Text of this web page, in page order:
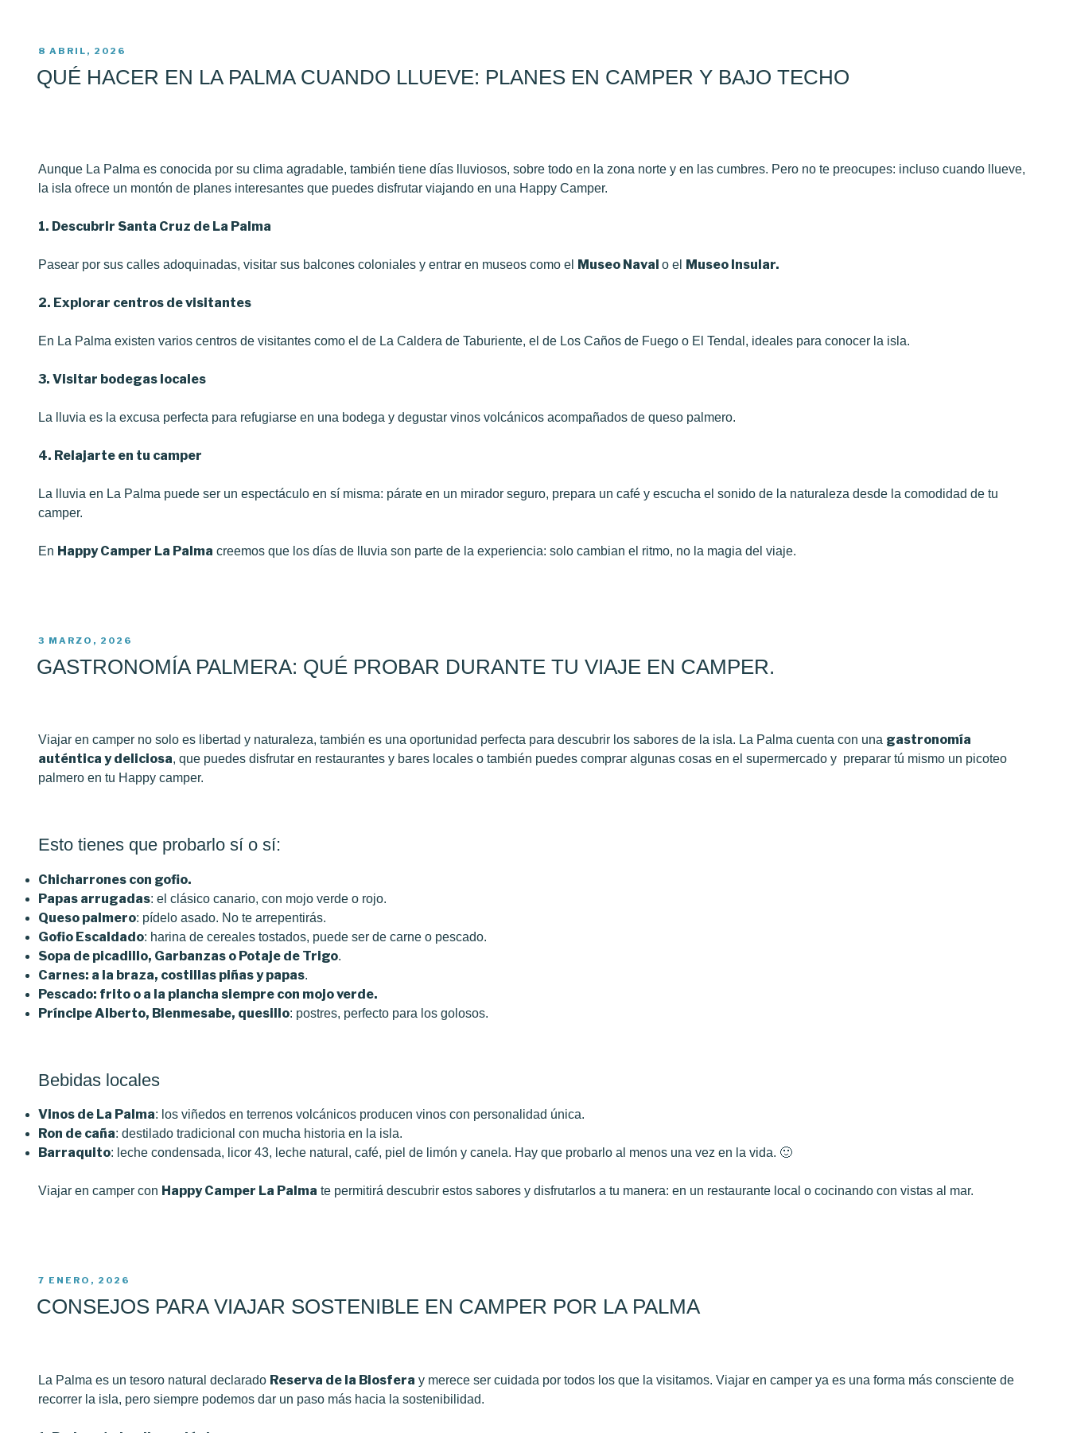
PUBLICADO
EL
8 ABRIL, 2026
QUÉ HACER EN LA PALMA CUANDO LLUEVE: PLANES EN CAMPER Y BAJO TECHO
Aunque La Palma es conocida por su clima agradable, también tiene días lluviosos, sobre todo en la zona norte y en las cumbres. Pero no te preocupes: incluso cuando llueve,
la isla ofrece un montón de planes interesantes que puedes disfrutar viajando en una Happy Camper.
1. Descubrir Santa Cruz de La Palma
Pasear por sus calles adoquinadas, visitar sus balcones coloniales y entrar en museos como el Museo Naval o el Museo Insular.
2. Explorar centros de visitantes
En La Palma existen varios centros de visitantes como el de La Caldera de Taburiente, el de Los Caños de Fuego o El Tendal, ideales para conocer la isla.
3. Visitar bodegas locales
La lluvia es la excusa perfecta para refugiarse en una bodega y degustar vinos volcánicos acompañados de queso palmero.
4. Relajarte en tu camper
La lluvia en La Palma puede ser un espectáculo en sí misma: párate en un mirador seguro, prepara un café y escucha el sonido de la naturaleza desde la comodidad de tu
camper.
En Happy Camper La Palma creemos que los días de lluvia son parte de la experiencia: solo cambian el ritmo, no la magia del viaje.
PUBLICADO
EL
3 MARZO, 2026
GASTRONOMÍA PALMERA: QUÉ PROBAR DURANTE TU VIAJE EN CAMPER.
Viajar en camper no solo es libertad y naturaleza, también es una oportunidad perfecta para descubrir los sabores de la isla. La Palma cuenta con una gastronomía
auténtica y deliciosa, que puedes disfrutar en restaurantes y bares locales o también puedes comprar algunas cosas en el supermercado y preparar tú mismo un picoteo
palmero en tu Happy camper.
Esto tienes que probarlo sí o sí:
Chicharrones con gofio.
Papas arrugadas: el clásico canario, con mojo verde o rojo.
Queso palmero: pídelo asado. No te arrepentirás.
Gofio Escaldado: harina de cereales tostados, puede ser de carne o pescado.
Sopa de picadillo, Garbanzas o Potaje de Trigo.
Carnes: a la braza, costillas piñas y papas.
Pescado: frito o a la plancha siempre con mojo verde.
Príncipe Alberto, Bienmesabe, quesillo: postres, perfecto para los golosos.
Bebidas locales
Vinos de La Palma: los viñedos en terrenos volcánicos producen vinos con personalidad única.
Ron de caña: destilado tradicional con mucha historia en la isla.
Barraquito: leche condensada, licor 43, leche natural, café, piel de limón y canela. Hay que probarlo al menos una vez en la vida. 🙂
Viajar en camper con Happy Camper La Palma te permitirá descubrir estos sabores y disfrutarlos a tu manera: en un restaurante local o cocinando con vistas al mar.
PUBLICADO
EL
7 ENERO, 2026
CONSEJOS PARA VIAJAR SOSTENIBLE EN CAMPER POR LA PALMA
La Palma es un tesoro natural declarado Reserva de la Biosfera y merece ser cuidada por todos los que la visitamos. Viajar en camper ya es una forma más consciente de
recorrer la isla, pero siempre podemos dar un paso más hacia la sostenibilidad.